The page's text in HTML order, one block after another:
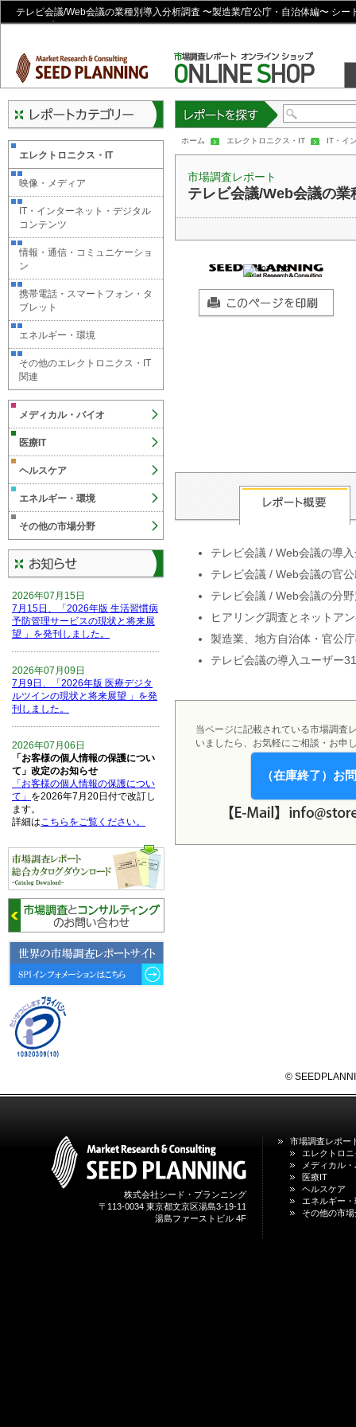
テレビ会議/Web会議の業種別導入分析調査 〜製造業/官公庁・自治体編〜 シー
ショップ
ホーム エレクトロニクス・IT IT・イ
市場調査レポート
テレビ会議/Web会議の
テレビ会議 / Web会議の導
テレビ会議 / Web会議の官
テレビ会議 / Web会議の分
ヒアリング調査とネットア
製造業、地方自治体・官公
テレビ会議の導入ユーザー
当ページに記載されている市場調査
いましたら、お気軽にご相談・お申
（在庫終了）お
エレクトロニクス・IT
映像・メディア
IT・インターネット・デジタル
コンテンツ
情報・通信・コミュニケーショ
ン
携帯電話・スマートフォン・タ
ブレット
エネルギー・環境
その他のエレクトロニクス・IT
関連
メディカル・バイオ
医療IT
ヘルスケア
エネルギー・環境
その他の市場分野
2026年07月15日
7月15日、「2026年版 生活習慣病
予防管理サービスの現状と将来展
望 」を発刊しました。
2026年07月09日
7月9日、「2026年版 医療デジタ
ルツインの現状と将来展望 」を発
刊しました。
2026年07月06日
「お客様の個人情報の保護につい
て」改定のお知らせ
「お客様の個人情報の保護につい
て」 を2026年7月20日付で改訂し
ます。
詳細はこちらをご覧ください。
2026年06月15日
6月15日、「中国の医療保険医薬
品リスト 」を発刊しました。
2026年06月01日
6月1日、「2026-27年版 5G SA、
6GにおけるIoT／サービス市場の
動向 」を発刊しました。
2026年04月30日
4月30日、「2026年版 オンライン
診療サービスの現状と将来展望 」
を発刊しました。
認知症ケア支援サービスの現状と
2026年01月13日
1月13日、「営業支援DXにおける
名刺管理サービスの最新動向2026
」を発刊しました。
©
株式会社シード・プランニング
〒113-0034 東京都文京区湯島3-19-11
湯島ファーストビル 4F
市場調査レポー
エレクトロ
メディカル
医療IT
ヘルスケア
エネルギー
その他の市